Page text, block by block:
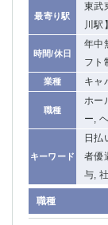
最寄り駅
東武
川駅
時間/休日
年中
フト
業種 キャ
職種
ホー
ー,
キーワード
日払
者優
与,
職種